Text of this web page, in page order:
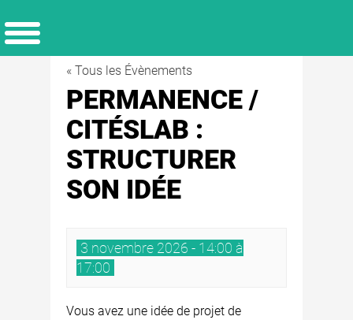
« Tous les Évènements
PERMANENCE /
CITÉSLAB :
STRUCTURER
SON IDÉE
3 novembre 2026 - 14:00 à
17:00
Vous avez une idée de projet de